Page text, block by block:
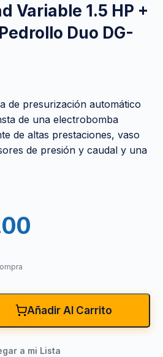
Variable 1.5 HP +
Duo DG-
de presurización automático
de una electrobomba
de altas prestaciones, vaso
de presión y caudal y una
Añadir Al Carrito
a mi Lista